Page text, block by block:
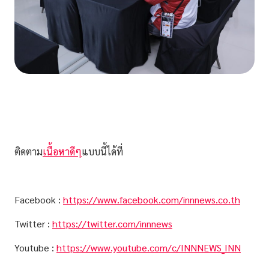
ติดตามเนื้อหาดีๆแบบนี้ได้ที่
Facebook : https://www.facebook.com/innnews.co.th
Twitter : https://twitter.com/innnews
Youtube : https://www.youtube.com/c/INNNEWS_INN